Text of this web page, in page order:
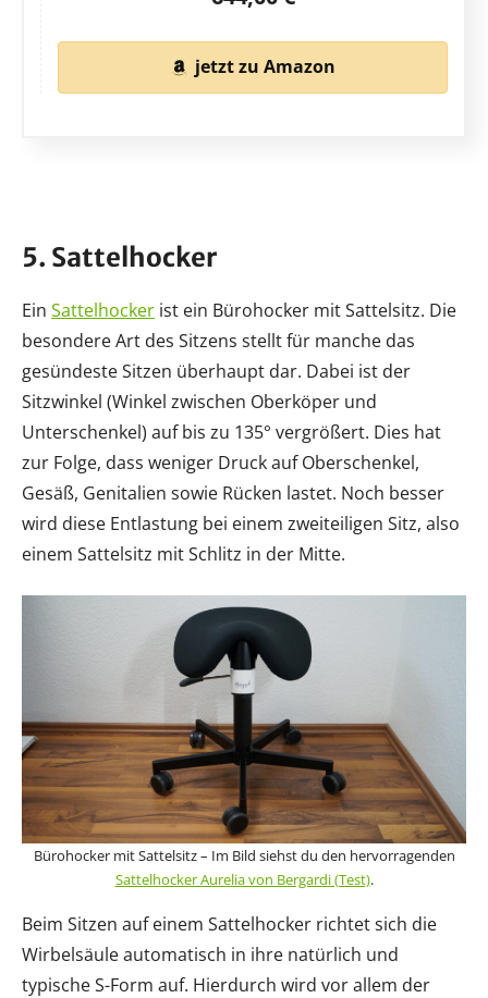
jetzt zu Amazon
5. Sattelhocker
Ein Sattelhocker ist ein Bürohocker mit Sattelsitz. Die
besondere Art des Sitzens stellt für manche das
gesündeste Sitzen überhaupt dar. Dabei ist der
Sitzwinkel (Winkel zwischen Oberköper und
Unterschenkel) auf bis zu 135° vergrößert. Dies hat
zur Folge, dass weniger Druck auf Oberschenkel,
Gesäß, Genitalien sowie Rücken lastet. Noch besser
wird diese Entlastung bei einem zweiteiligen Sitz, also
einem Sattelsitz mit Schlitz in der Mitte.
Bürohocker mit Sattelsitz – Im Bild siehst du den hervorragenden
Sattelhocker Aurelia von Bergardi (Test).
Beim Sitzen auf einem Sattelhocker richtet sich die
Wirbelsäule automatisch in ihre natürlich und
typische S-Form auf. Hierdurch wird vor allem der